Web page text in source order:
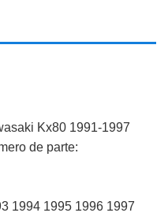
Kx80 1991-1997
de parte:
1994 1995 1996 1997